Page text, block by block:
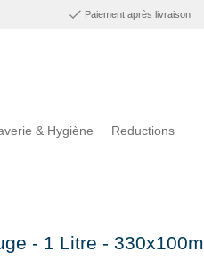
Paiement après livraison
& Hygiène Reductions
- 1 Litre -